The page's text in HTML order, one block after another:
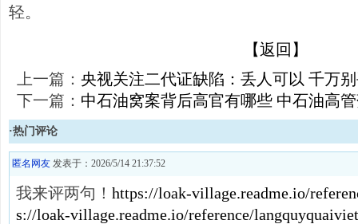
轻。
【返回】
上一篇： 央视关注二代证缺陷：丢人可以 千万
下一篇： 中石油窝案背后高官有哪些 中石油高
·热门评论
匿名网友 发表于：2026/5/14 21:37:52
我来评两句！ https://loak-village.readme.io/
s://loak-village.readme.io/reference/